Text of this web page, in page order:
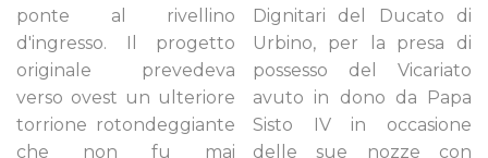
ponte al rivellino
d'ingresso. Il progetto
originale prevedeva
verso ovest un ulteriore
torrione rotondeggiante
che non fu mai
Dignitari del Ducato di
Urbino, per la presa di
possesso del Vicariato
avuto in dono da Papa
Sisto IV in occasione
delle sue nozze con